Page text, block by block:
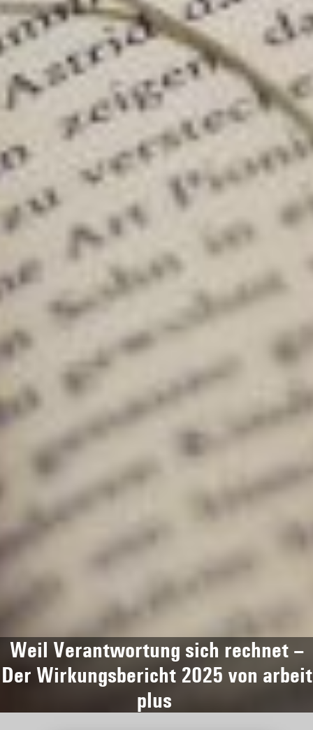
Weil Verantwortung sich rechnet –
Der Wirkungsbericht 2025 von arbeit
plus